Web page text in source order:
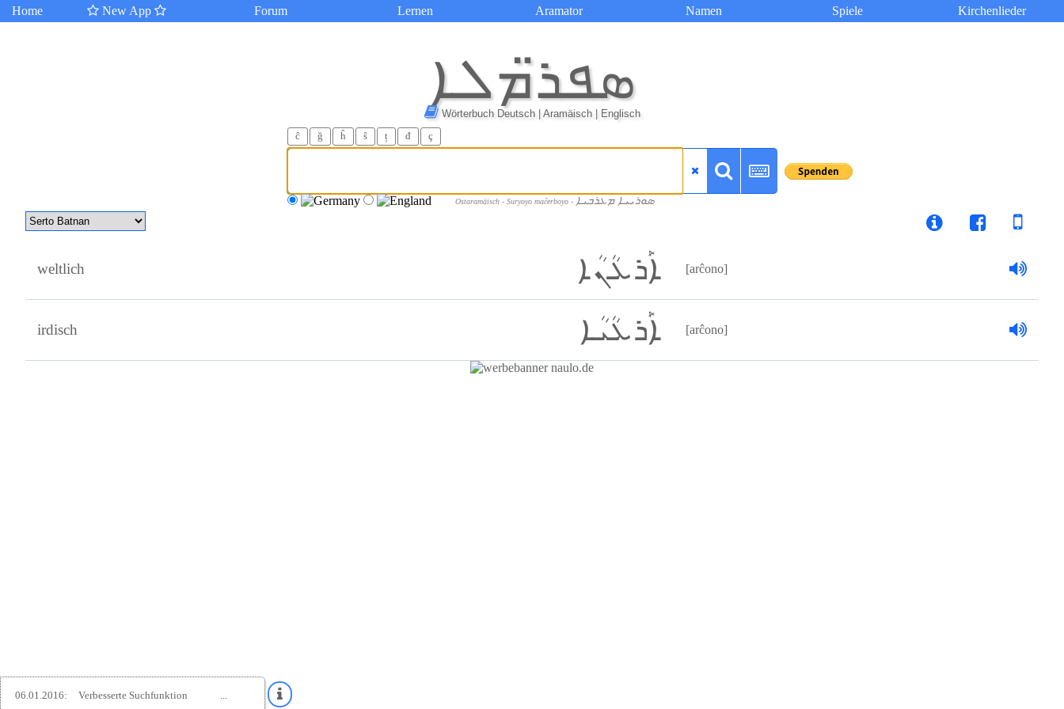
Home New App Forum Lernen Aramator Namen Spiele Kirchenlieder
ܣܦܪ̈ܡܠܐ
Wörterbuch Deutsch | Aramäisch | Englisch
ĉ ğ ĥ ŝ ț đ ç
Ostaramäisch - Suryoyo maĉerboyo - ܣܘܪܝܝܐ ܡܥܪܒܝܐ
weltlich ܐܰܪܥܳܢܳܐ [arĉono]
irdisch ܐܰܪܥܳܝܳܐ [arĉono]
06.01.2016: Verbesserte Suchfunktion ...